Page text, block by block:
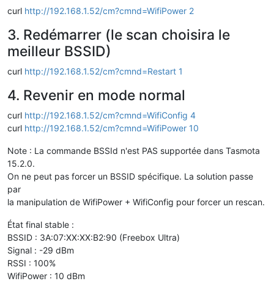
curl http://192.168.1.52/cm?cmnd=WifiPower 2
3. Redémarrer (le scan choisira le
meilleur BSSID)
curl http://192.168.1.52/cm?cmnd=Restart 1
4. Revenir en mode normal
curl http://192.168.1.52/cm?cmnd=WifiConfig 4
curl http://192.168.1.52/cm?cmnd=WifiPower 10
Note : La commande BSSId n'est PAS supportée dans Tasmota
15.2.0.
On ne peut pas forcer un BSSID spécifique. La solution passe
par
la manipulation de WifiPower + WifiConfig pour forcer un rescan.
État final stable :
BSSID : 3A:07:XX:XX:B2:90 (Freebox Ultra)
Signal : -29 dBm
RSSI : 100%
WifiPower : 10 dBm